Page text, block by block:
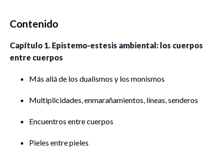
Contenido
Capítulo 1. Epistemo-estesis ambiental: los cuerpos
entre cuerpos
Más allá de los dualismos y los monismos
Multiplicidades, enmarañamientos, líneas, senderos
Encuentros entre cuerpos
Pieles entre pieles